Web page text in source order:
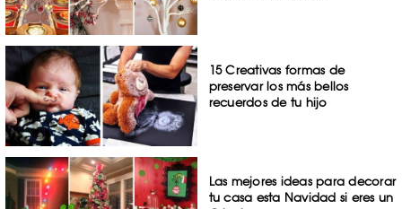
15 Creativas formas de
preservar los más bellos
recuerdos de tu hijo
Las mejores ideas para decorar
tu casa esta Navidad si eres un